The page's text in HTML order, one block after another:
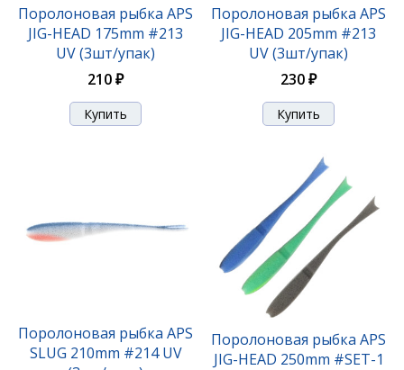
210 ₽
Поролоновая рыбка APS JIG-HEAD 175mm #220 UV
Поролоновая рыбка APS
JIG-HEAD 175mm #213
UV (3шт/упак)
210 ₽
Поролоновая рыбка APS
JIG-HEAD 205mm #213
UV (3шт/упак)
230 ₽
Поролоновая рыбка APS
SLUG 210mm #214 UV
Поролоновая рыбка APS
JIG-HEAD 250mm #SET-1